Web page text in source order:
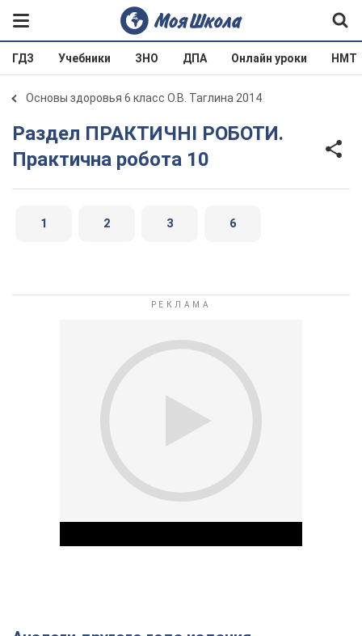
ГДЗ Учебники ЗНО ДПА Онлайн уроки НМТ
Основы здоровья 6 класс О.В. Таглина 2014
Раздел ПРАКТИЧНІ РОБОТИ.
Практична робота 10
1 2 3 6